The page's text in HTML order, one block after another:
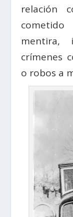
relación
mentira,
crímenes
o robos a